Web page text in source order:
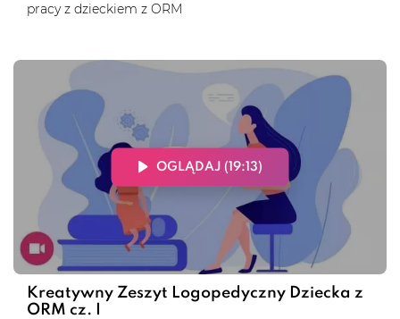
pracy z dzieckiem z ORM
OGLĄDAJ (19:13)
Kreatywny Zeszyt Logopedyczny Dziecka z
ORM cz. I